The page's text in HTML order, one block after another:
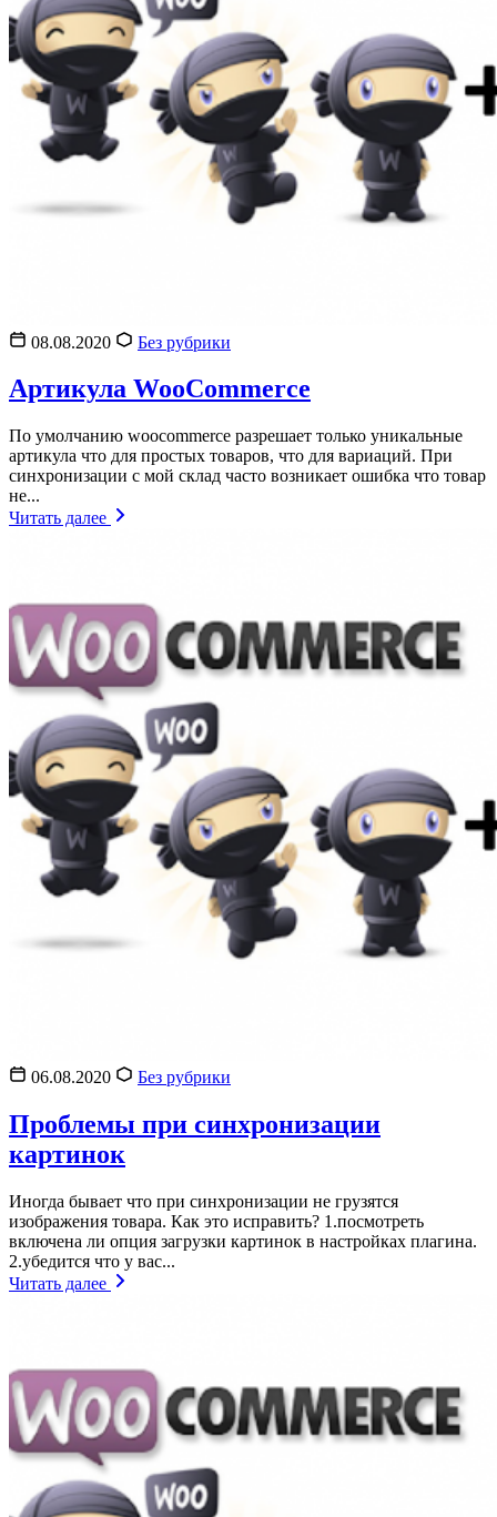
08.08.2020 Без рубрики
Артикула WooCommerce
По умолчанию woocommerce разрешает только уникальные
артикула что для простых товаров, что для вариаций. При
синхронизации с мой склад часто возникает ошибка что товар
не...
Читать далее
06.08.2020 Без рубрики
Проблемы при синхронизации
картинок
Иногда бывает что при синхронизации не грузятся
изображения товара. Как это исправить? 1.посмотреть
включена ли опция загрузки картинок в настройках плагина.
2.убедится что у вас...
Читать далее